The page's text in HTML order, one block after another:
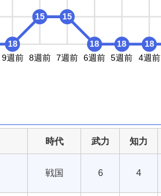
9週前 8週前 7週前 6週前 5週前 4週前
18
15 15
18 18 18
時代 武力 知力
戦国 6 4